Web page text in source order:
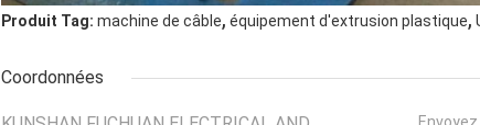
Produit Tag: machine de câble, équipement d'extrusion plastique,
Coordonnées